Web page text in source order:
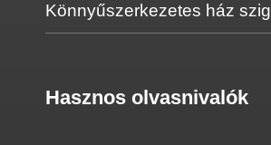
Könnyűszerkezetes ház
Hasznos olvasnivalók